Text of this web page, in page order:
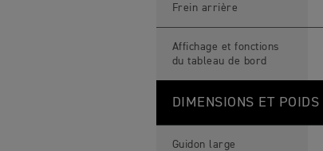
Frein arrière
Affichage et fonctions
du tableau de bord
DIMENSIONS ET POIDS
Guidon large